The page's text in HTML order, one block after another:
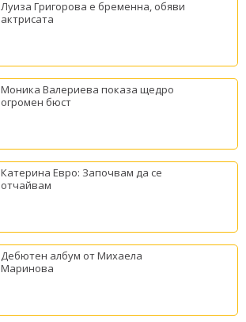
Луиза Григорова е бременна, обяви
актрисата
Моника Валериева показа щедро
огромен бюст
Катерина Евро: Започвам да се
отчайвам
Дебютен албум от Михаела
Маринова